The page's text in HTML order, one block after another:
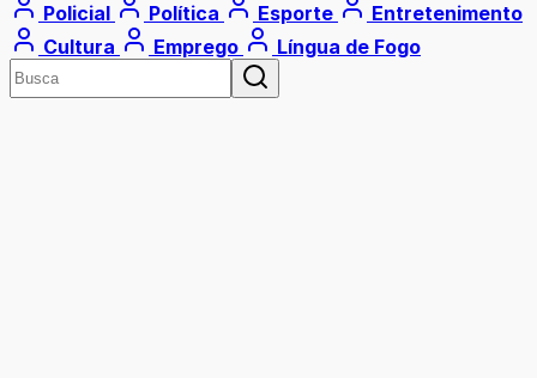
Policial
Política Esporte
Entretenimento
Cultura
Emprego Língua de Fogo